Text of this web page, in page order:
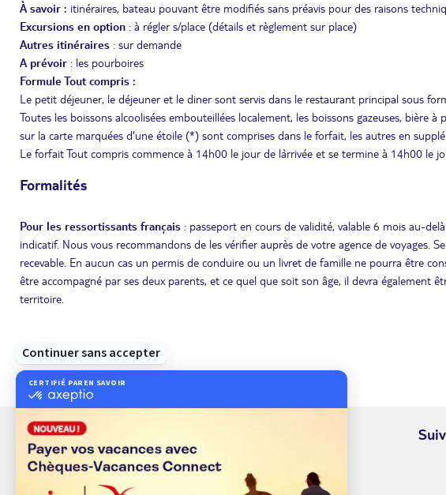
À savoir : itinéraires, bateau pouvant être modifiés sans préavis pour des raisons
Excursions en option : à régler s/place (détails et règlement sur place)
Autres itinéraires : sur demande
A prévoir : les pourboires
Formule Tout compris :
Le petit déjeuner, le déjeuner et le diner sont servis dans le restaurant principal sous
Toutes les boissons alcoolisées embouteillées localement, les boissons gazeuses, bière
sur la carte marquées d'une étoile (*) sont comprises dans le forfait, les autres en
Le forfait Tout compris commence à 14h00 le jour de l`arrivée et se termine à 14h00 le
Formalités
Pour les ressortissants français : passeport en cours de validité, valable 6 mois au-
indicatif. Nous vous recommandons de les vérifier auprès de votre agence de voyages.
recevable. En aucun cas un permis de conduire ou un livret de famille ne pourra être
être accompagné par ses deux parents, et ce quel que soit son âge, il devra également
territoire.